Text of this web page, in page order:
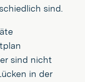
sind.
sind nicht
in der